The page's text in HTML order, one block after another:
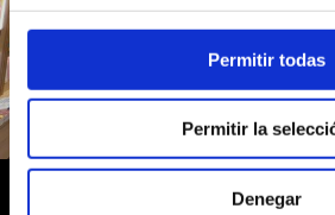
Permitir todas
Permitir la
Denegar
Casa del libro